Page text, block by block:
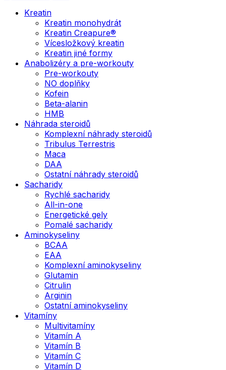
Kreatin
Kreatin monohydrát
Kreatin Creapure®
Vícesložkový kreatin
Kreatin jiné formy
Anabolizéry a pre-workouty
Pre-workouty
NO doplňky
Kofein
Beta-alanin
HMB
Náhrada steroidů
Komplexní náhrady steroidů
Tribulus Terrestris
Maca
DAA
Ostatní náhrady steroidů
Sacharidy
Rychlé sacharidy
All-in-one
Energetické gely
Pomalé sacharidy
Aminokyseliny
BCAA
EAA
Komplexní aminokyseliny
Glutamin
Citrulin
Arginin
Ostatní aminokyseliny
Vitamíny
Multivitamíny
Vitamín A
Vitamín B
Vitamín C
Vitamín D